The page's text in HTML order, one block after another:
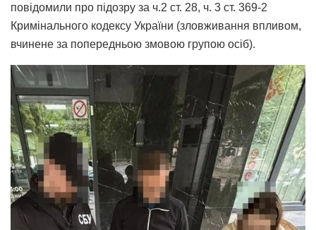
повідомили про підозру за ч.2 ст. 28, ч. 3 ст. 369-2
Кримінального кодексу України (зловживання впливом,
вчинене за попередньою змовою групою осіб).